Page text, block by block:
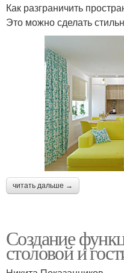
Как разграничить
Это можно сделать
читать дальше →
Создание
столовой и